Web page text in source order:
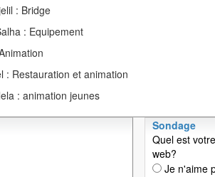
: Bridge
: Equipement
: Restauration et animation
: animation jeunes
Sondage
Quel est
web?
Je n'aime